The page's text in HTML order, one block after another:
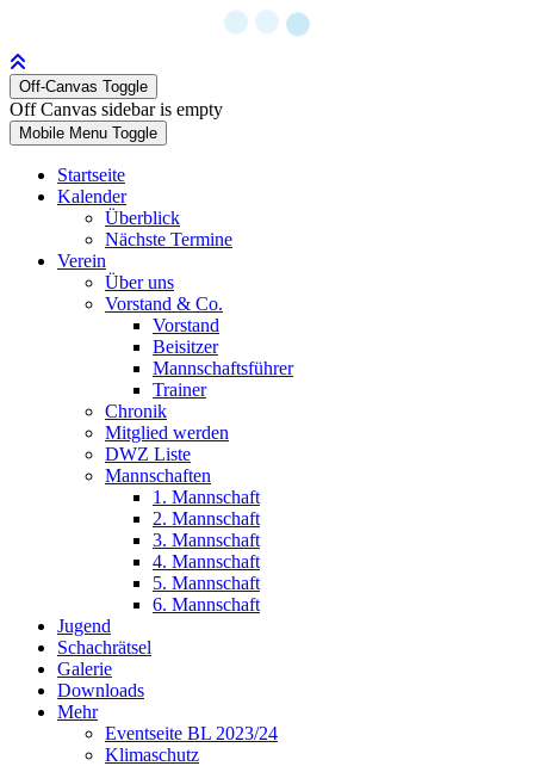
Off-Canvas Toggle
Off Canvas sidebar is empty
Mobile Menu Toggle
Startseite
Kalender
Überblick
Nächste Termine
Verein
Über uns
Vorstand & Co.
Vorstand
Beisitzer
Mannschaftsführer
Trainer
Chronik
Mitglied werden
DWZ Liste
Mannschaften
1. Mannschaft
2. Mannschaft
3. Mannschaft
4. Mannschaft
5. Mannschaft
6. Mannschaft
Jugend
Schachrätsel
Galerie
Downloads
Mehr
Eventseite BL 2023/24
Klimaschutz